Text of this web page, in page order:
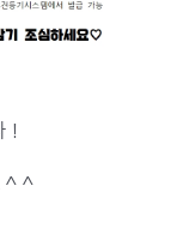
!
^ ^